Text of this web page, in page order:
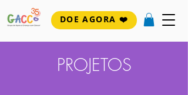
DOE AGORA ❤️
PROJETOS